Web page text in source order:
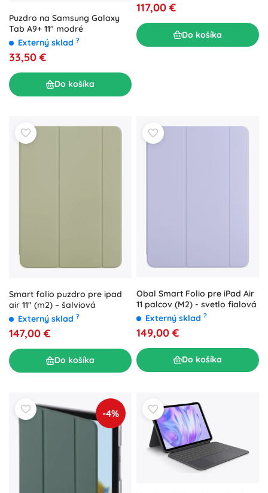
Puzdro na Samsung Galaxy
Tab A9+ 11″ modré
Externý sklad ?
33,50 €
Do košíka
117,00 €
Do košíka
Smart folio puzdro pre ipad
air 11" (m2) – šalviová
Externý sklad ?
147,00 €
Do košíka
Obal Smart Folio pre iPad Air
11 palcov (M2) - svetlo fialová
Externý sklad ?
149,00 €
Do košíka
-4%